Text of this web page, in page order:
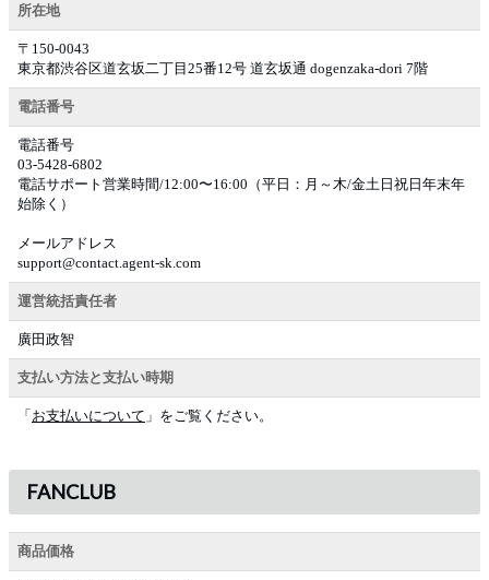
所在地
〒150-0043
東京都渋谷区道玄坂二丁目25番12号 道玄坂通 dogenzaka-dori 7階
電話番号
電話番号
03-5428-6802
電話サポート営業時間/12:00〜16:00（平日：月～木/金土日祝日年末年
始除く）
メールアドレス
support@contact.agent-sk.com
運営統括責任者
廣田政智
支払い方法と支払い時期
「 お支払いについて 」をご覧ください。
FANCLUB
商品価格